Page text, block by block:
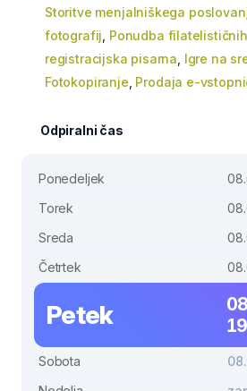
Storitve menjalniškega
fotografij Ponudba
registracijska pisarna Igre na
Fotokopiranje Prodaja e-
Odpiralni čas
Ponedeljek
Torek
Sreda
Četrtek
Petek
Sobota